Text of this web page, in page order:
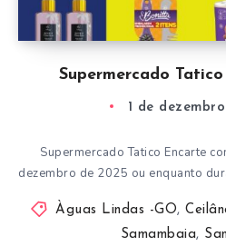
Supermercado
1 de
Supermercado Tatico Encarte
dezembro de 2025 ou enquanto
Àguas Lindas -GO,
Samambaia,